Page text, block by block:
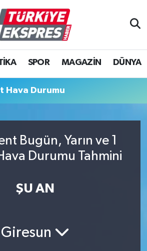
SPOR MAGAZİN DÜNYA
Hava Durumu
Bugün, Yarın ve 1
Durumu Tahmini
ŞU AN
Giresun
Eczaneler
Durumu
Vakitleri
Durumu ve Fikstür